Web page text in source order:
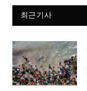
최근기사